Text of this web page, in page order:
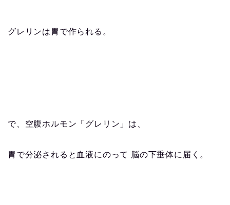
グレリンは胃で作られる。
で、空腹ホルモン「グレリン」は、
胃で分泌されると血液にのって 脳の下垂体に届く。